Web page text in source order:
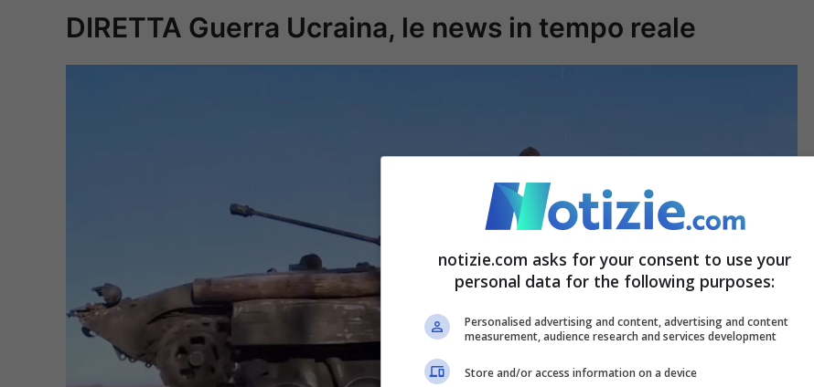
DIRETTA Guerra Ucraina, le news in tempo reale
notizie.com asks for your consent to use your
personal data for the following purposes:
Personalised advertising and content, advertising and content
measurement, audience research and services development
Store and/or access information on a device